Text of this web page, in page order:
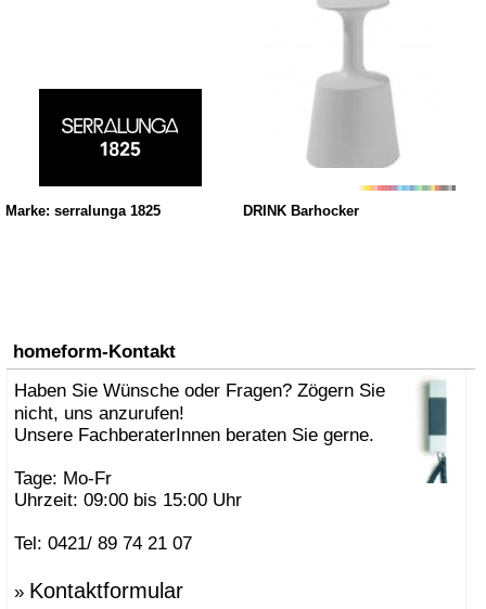
Marke: serralunga 1825 DRINK Barhocker
homeform-Kontakt
Haben Sie Wünsche oder Fragen? Zögern Sie
nicht, uns anzurufen!
Unsere FachberaterInnen beraten Sie gerne.
Tage: Mo-Fr
Uhrzeit: 09:00 bis 15:00 Uhr
Tel: 0421/ 89 74 21 07
» Kontaktformular